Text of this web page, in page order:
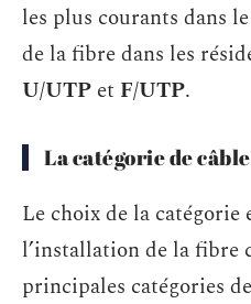
les plus courants dans
de la fibre dans les
U/UTP et F/UTP.
La catégorie de
Le choix de la
l’installation de la fibre
principales catégories